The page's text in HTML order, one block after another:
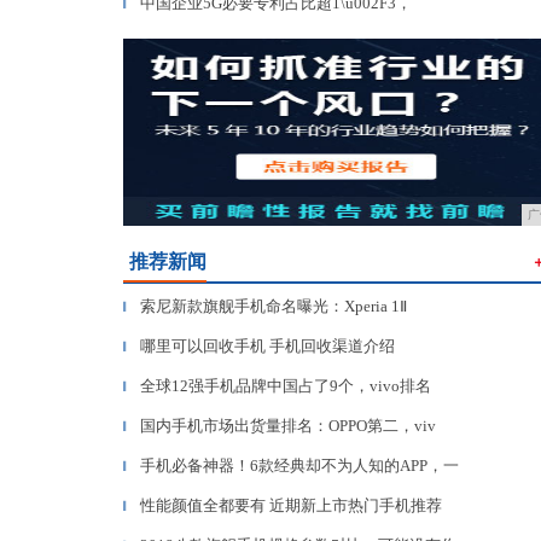
▎
推荐新闻
▎ 索尼新款旗舰手机命名曝光：Xperia 1Ⅱ
▎ 哪里可以回收手机 手机回收渠道介绍
▎ 全球12强手机品牌中国占了9个，vivo排名
▎ 国内手机市场出货量排名：OPPO第二，viv
▎ 手机必备神器！6款经典却不为人知的APP，一
▎ 性能颜值全都要有 近期新上市热门手机推荐